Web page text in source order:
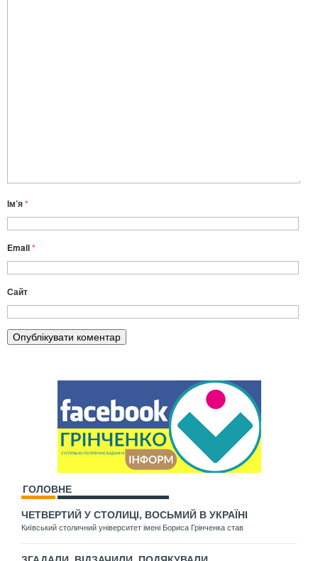
Ім’я*
Email*
Сайт
ГОЛОВНЕ
ЧЕТВЕРТИЙ У СТОЛИЦІ, ВОСЬМИЙ В УКРАЇНІ
Київський столичний університет імені Бориса Грінченка став